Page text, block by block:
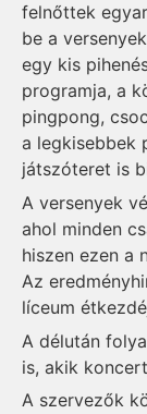
felnőttek
be a
egy kis
programja, a
pingpong,
a legkisebbek
játszóteret is
A versenyek
ahol minden
hiszen ezen a
Az
líceum
A délután
is, akik
A szervezők